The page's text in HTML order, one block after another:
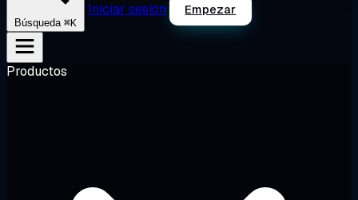
Búsqueda ⌘K
Iniciar sesión Empezar
Productos